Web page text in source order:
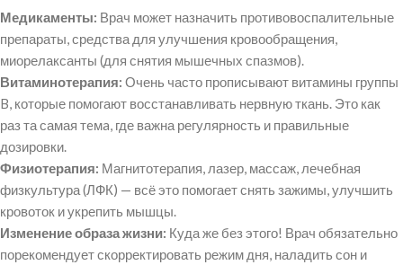
Медикаменты: Врач может назначить противовоспалительные
препараты, средства для улучшения кровообращения,
миорелаксанты (для снятия мышечных спазмов).
Витаминотерапия: Очень часто прописывают витамины группы
B, которые помогают восстанавливать нервную ткань. Это как
раз та самая тeмa, где важна регулярность и правильные
дозировки.
Физиотерапия: Магнитотерапия, лазер, массаж, лечебная
физкультура (ЛФК) — всё это помогает снять зажимы, улучшить
кровоток и укрепить мышцы.
Изменение образа жизни: Куда же без этого! Врач обязательно
порекомендует скорректировать режим дня, наладить сон и